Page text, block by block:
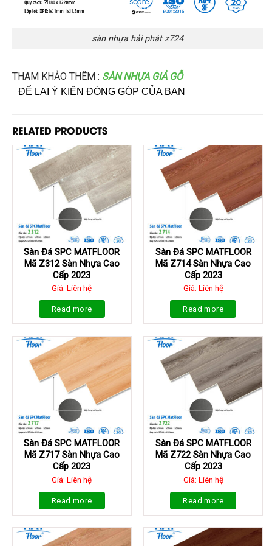
sàn nhựa hải phát z724
THAM KHẢO THÊM : SÀN NHỰA GIẢ GỖ
ĐỂ LẠI Ý KIẾN ĐÓNG GÓP CỦA BẠN
RELATED PRODUCTS
Sàn Đá SPC MATFLOOR
Mã Z312 Sàn Nhựa Cao
Cấp 2023
Giá: Liên hệ
Read more
Sàn Đá SPC MATFLOOR
Mã Z714 Sàn Nhựa Cao
Cấp 2023
Giá: Liên hệ
Read more
Sàn Đá SPC MATFLOOR
Mã Z717 Sàn Nhựa Cao
Cấp 2023
Giá: Liên hệ
Read more
Sàn Đá SPC MATFLOOR
Mã Z722 Sàn Nhựa Cao
Cấp 2023
Giá: Liên hệ
Read more